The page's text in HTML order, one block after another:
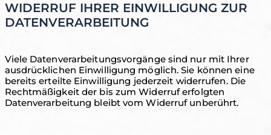
WIDERRUF IHRER EINWILLIGUNG ZUR
DATENVERARBEITUNG
Viele Datenverarbeitungsvorgänge sind nur mit Ihrer
ausdrücklichen Einwilligung möglich. Sie können eine
bereits erteilte Einwilligung jederzeit widerrufen. Die
Rechtmäßigkeit der bis zum Widerruf erfolgten
Datenverarbeitung bleibt vom Widerruf unberührt.